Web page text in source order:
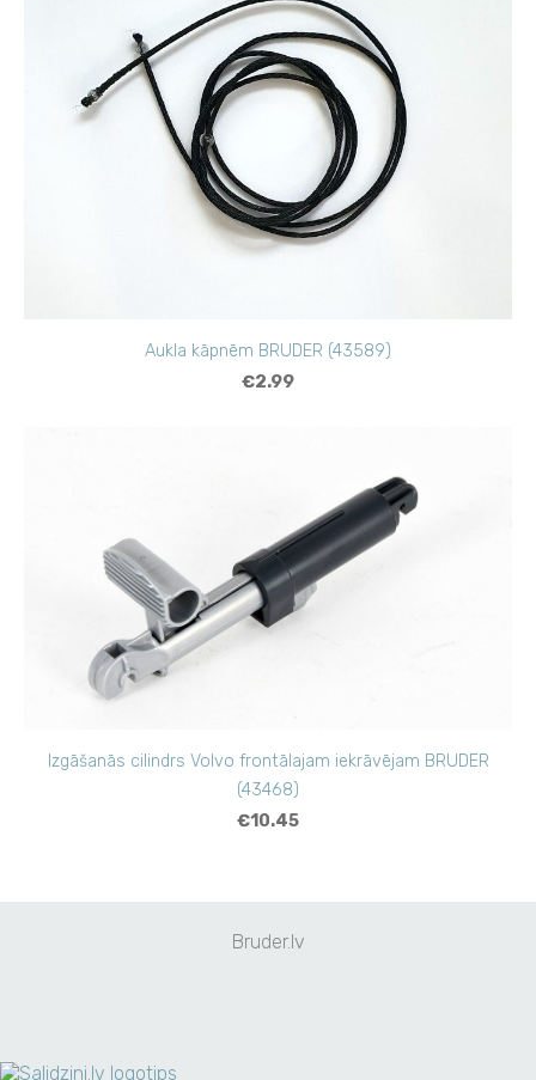
Aukla kāpnēm BRUDER (43589)
€2.99
Izgāšanās cilindrs Volvo frontālajam iekrāvējam BRUDER
(43468)
€10.45
Bruder.lv